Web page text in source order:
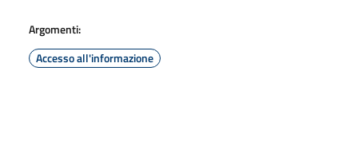
Argomenti:
Accesso all'informazione